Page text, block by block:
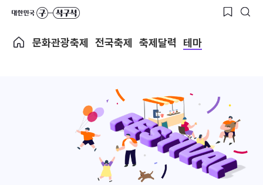
문화관광축제 전국축제 축제달력 테마